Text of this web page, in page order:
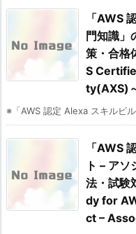
「AWS
門知識」
策・合
S
ty(AXS)
※「AWS 認定 Alexa スキルビ
「AWS
ト – ア
法・試験
dy for
ct –